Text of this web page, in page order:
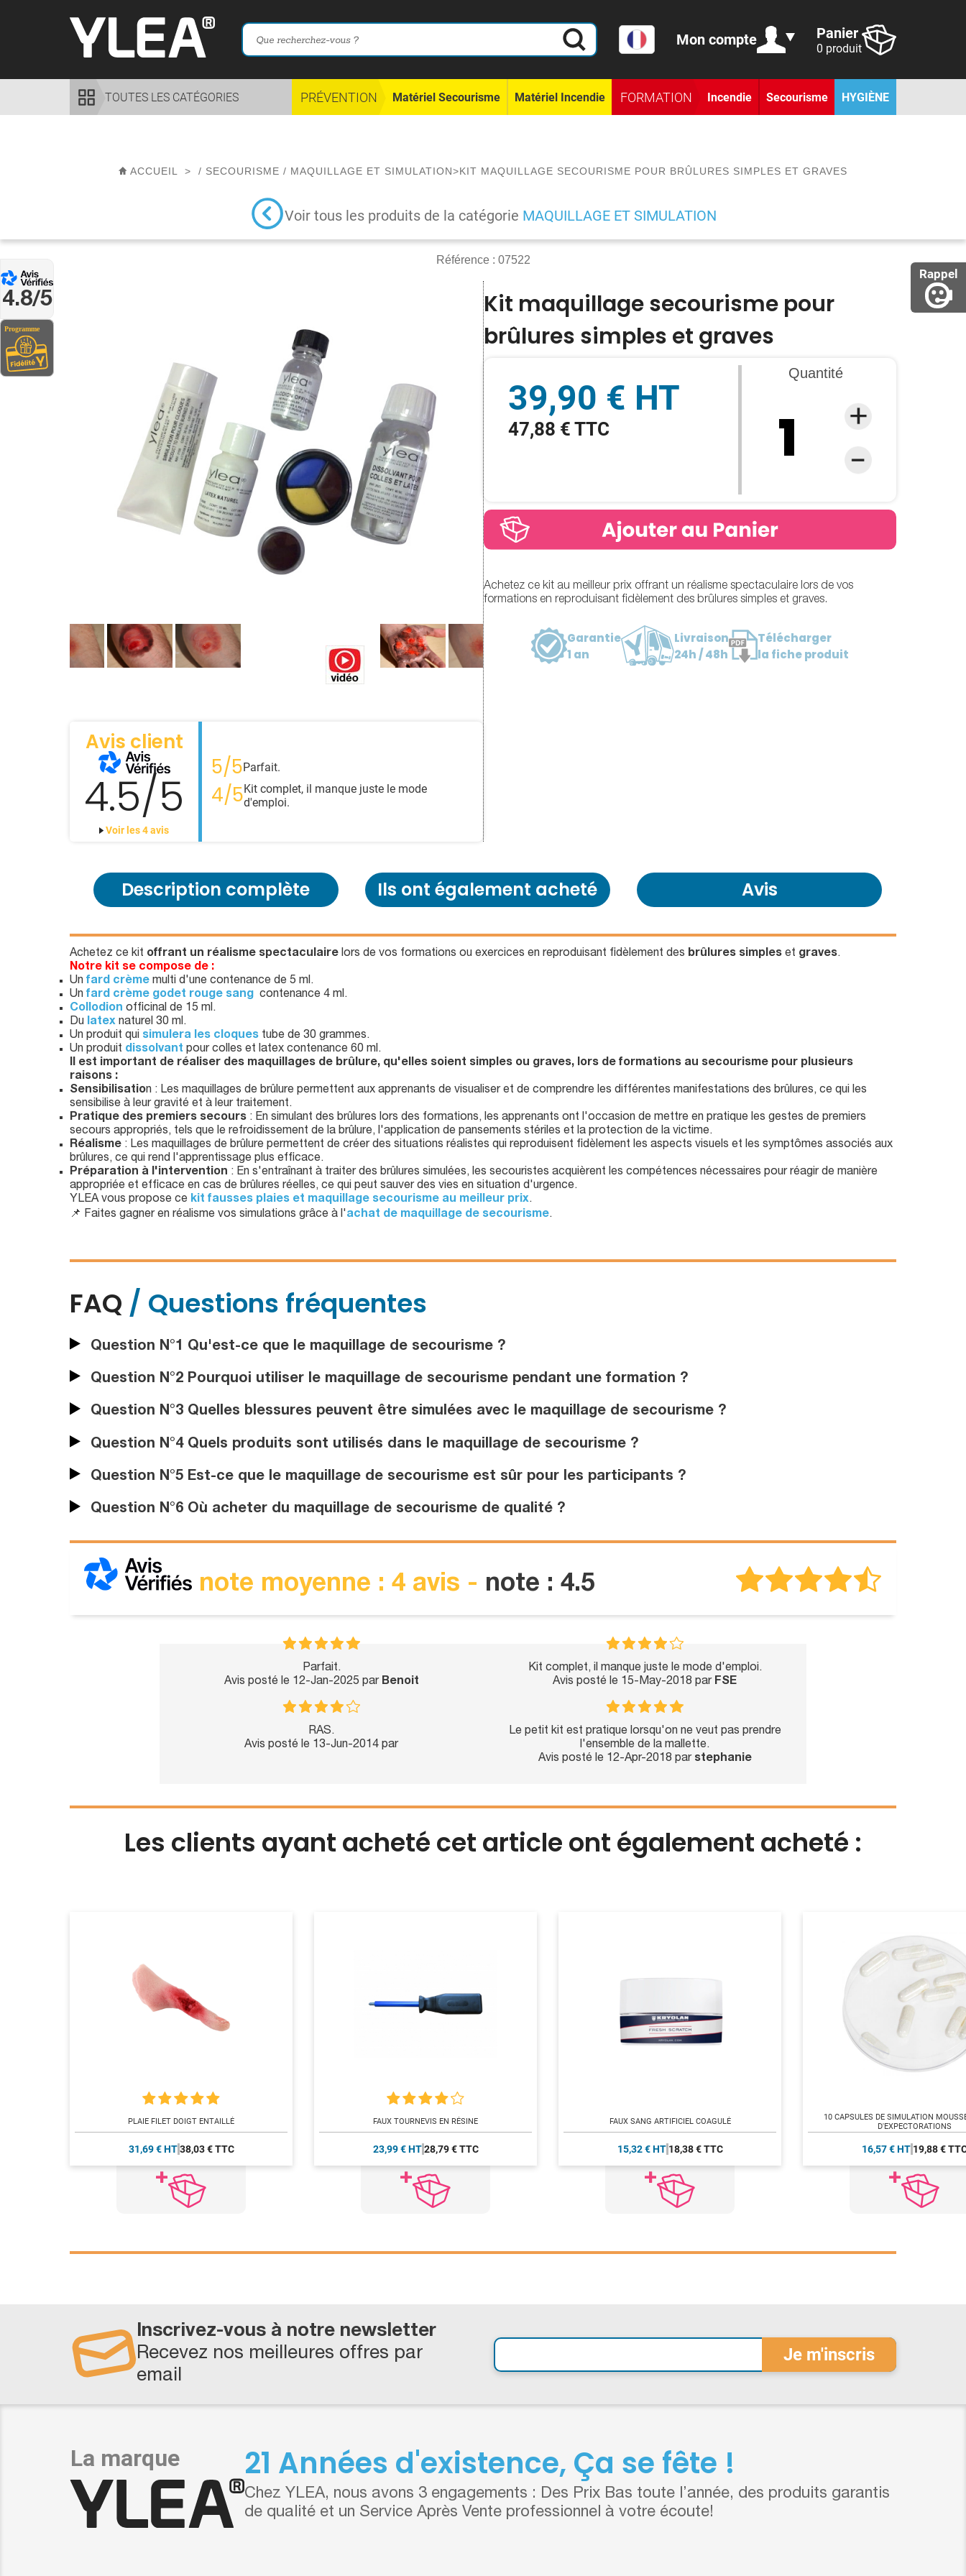
Rappel
4.8/5
Mon compte Panier
0 produit
TOUTES LES CATÉGORIES PRÉVENTION Matériel Secourisme Matériel Incendie FORMATION Incendie Secourisme HYGIÈNE
ACCUEIL > / SECOURISME / MAQUILLAGE ET SIMULATION>KIT MAQUILLAGE SECOURISME POUR BRÛLURES SIMPLES ET GRAVES
Voir tous les produits de la catégorie MAQUILLAGE ET SIMULATION
Référence : 07522
Avis client
4.5/5
Voir les 4 avis
5/5Parfait.
4/5Kit complet, il manque juste le mode
d'emploi.
Kit maquillage secourisme pour
brûlures simples et graves
39,90 € HT
47,88 € TTC
Quantité
Achetez ce kit au meilleur prix offrant un réalisme spectaculaire lors de vos
formations en reproduisant fidèlement des brûlures simples et graves.
Garantie
1 an
Livraison
24h / 48h
Télécharger
la fiche produit
Description complète Ils ont également acheté Avis
Achetez ce kit offrant un réalisme spectaculaire lors de vos formations ou exercices en reproduisant fidèlement des brûlures simples et graves.
Notre kit se compose de :
Un fard crème multi d'une contenance de 5 ml.
Un fard crème godet rouge sang contenance 4 ml.
Collodion officinal de 15 ml.
Du latex naturel 30 ml.
Un produit qui simulera les cloques tube de 30 grammes.
Un produit dissolvant pour colles et latex contenance 60 ml.
Il est important de réaliser des maquillages de brûlure, qu'elles soient simples ou graves, lors de formations au secourisme pour plusieurs
raisons :
Sensibilisation : Les maquillages de brûlure permettent aux apprenants de visualiser et de comprendre les différentes manifestations des brûlures, ce qui les
sensibilise à leur gravité et à leur traitement.
Pratique des premiers secours : En simulant des brûlures lors des formations, les apprenants ont l'occasion de mettre en pratique les gestes de premiers
secours appropriés, tels que le refroidissement de la brûlure, l'application de pansements stériles et la protection de la victime.
Réalisme : Les maquillages de brûlure permettent de créer des situations réalistes qui reproduisent fidèlement les aspects visuels et les symptômes associés aux
brûlures, ce qui rend l'apprentissage plus efficace.
Préparation à l'intervention : En s'entraînant à traiter des brûlures simulées, les secouristes acquièrent les compétences nécessaires pour réagir de manière
appropriée et efficace en cas de brûlures réelles, ce qui peut sauver des vies en situation d'urgence.
YLEA vous propose ce kit fausses plaies et maquillage secourisme au meilleur prix.
📌 Faites gagner en réalisme vos simulations grâce à l'achat de maquillage de secourisme.
FAQ / Questions fréquentes
Question N°1 Qu'est-ce que le maquillage de secourisme ?
Question N°2 Pourquoi utiliser le maquillage de secourisme pendant une formation ?
Question N°3 Quelles blessures peuvent être simulées avec le maquillage de secourisme ?
Question N°4 Quels produits sont utilisés dans le maquillage de secourisme ?
Question N°5 Est-ce que le maquillage de secourisme est sûr pour les participants ?
Question N°6 Où acheter du maquillage de secourisme de qualité ?
note moyenne : 4 avis - note : 4.5
Parfait.
Avis posté le 12-Jan-2025 par Benoit
Kit complet, il manque juste le mode d'emploi.
Avis posté le 15-May-2018 par FSE
RAS.
Avis posté le 13-Jun-2014 par
Le petit kit est pratique lorsqu'on ne veut pas prendre
l'ensemble de la mallette.
Avis posté le 12-Apr-2018 par stephanie
Les clients ayant acheté cet article ont également acheté :
PLAIE FILET DOIGT ENTAILLÉ
31,69 € HT 38,03 € TTC
FAUX TOURNEVIS EN RÉSINE
23,99 € HT 28,79 € TTC
FAUX SANG ARTIFICIEL COAGULÉ
15,32 € HT 18,38 € TTC
10 CAPSULES DE SIMULATION
D'EXPECTORATIONS
16,57 € HT 19,88 €
Inscrivez-vous à notre newsletter
Recevez nos meilleures offres par
email
21 Années d'existence, Ça se fête !
Chez YLEA, nous avons 3 engagements : Des Prix Bas toute l’année, des produits garantis
de qualité et un Service Après Vente professionnel à votre écoute!